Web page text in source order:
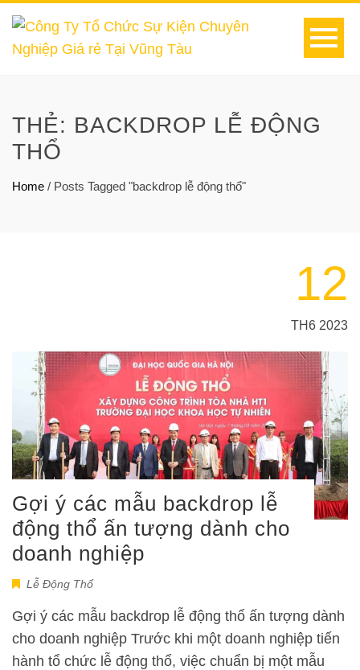
THẺ: BACKDROP LỄ ĐỘNG
THỔ
Home / Posts Tagged "backdrop lễ động thổ"
12
TH6 2023
Gợi ý các mẫu backdrop lễ
động thổ ấn tượng dành cho
doanh nghiệp
Lễ Động Thổ
Gợi ý các mẫu backdrop lễ động thổ ấn tượng dành
cho doanh nghiệp Trước khi một doanh nghiệp tiến
hành tổ chức lễ động thổ, việc chuẩn bị một mẫu